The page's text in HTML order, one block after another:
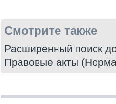
Смотрите также
Расширенный поиск
Правовые акты